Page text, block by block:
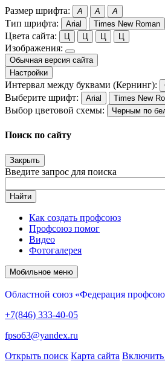
Размер шрифта: A A A
Тип шрифта: Arial Times New Roman
Цвета сайта: Ц Ц Ц Ц
Изображения:
Обычная версия сайта
Настройки
Интервал между буквами (Кернинг):
Выберите шрифт: Arial Times New
Выбор цветовой схемы: Черным по
Поиск по сайту
Закрыть
Введите запрос для поиска
Найти
Как создать профсоюз
Профсоюз помог
Видео
Фотогалерея
Мобильное меню
Областной союз «Федерация
+7(846) 333-40-05
fpso63@yandex.ru
Открыть поиск Карта сайта Включить